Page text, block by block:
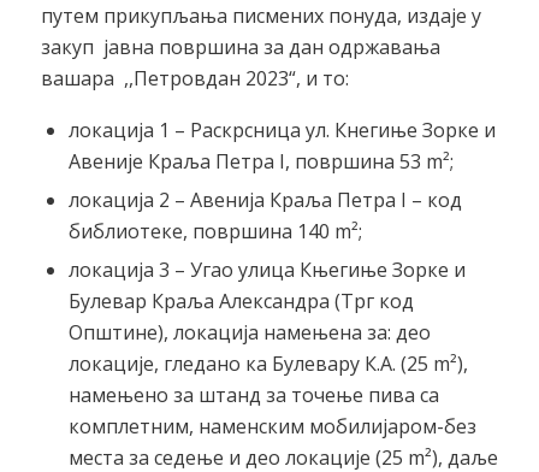
путем прикупљања писмених понуда, издајe у
закуп јавнa површинa за дан одржавања
вашара ,,Петровдан 2023“, и то:
локација 1 – Раскрсница ул. Кнегиње Зорке и
Авеније Краља Петра I, површина 53 m²;
локација 2 – Авенија Краља Петра I – код
библиотеке, површина 140 m²;
локација 3 – Угао улица Књегиње Зорке и
Булевар Краља Александра (Трг код
Општине), локација намењена за: део
локације, гледано ка Булевару К.А. (25 m²),
намењено за штанд за точење пива са
комплетним, наменским мобилијаром-без
места за седење и део локације (25 m²), даље